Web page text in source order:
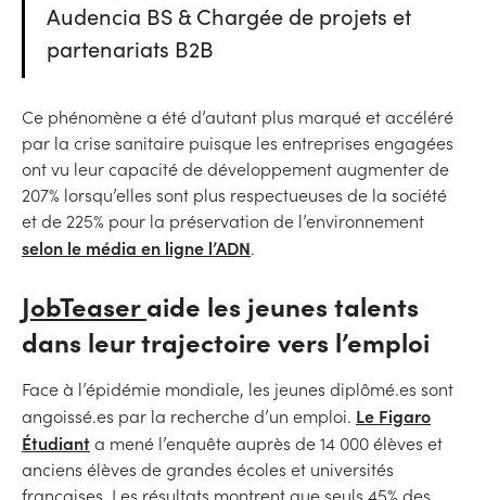
Audencia BS & Chargée de projets et
partenariats B2B
Ce phénomène a été d’autant plus marqué et accéléré
par la crise sanitaire puisque les entreprises engagées
ont vu leur capacité de développement augmenter de
207% lorsqu’elles sont plus respectueuses de la société
et de 225% pour la préservation de l’environnement
selon le média en ligne l’ADN.
JobTeaseraide les jeunes talents
dans leur trajectoire vers l’emploi
Face à l’épidémie mondiale, les jeunes diplômé.es sont
angoissé.es par la recherche d’un emploi. Le Figaro
Étudianta mené l’enquête auprès de 14 000 élèves et
anciens élèves de grandes écoles et universités
françaises. Les résultats montrent que seuls 45% des